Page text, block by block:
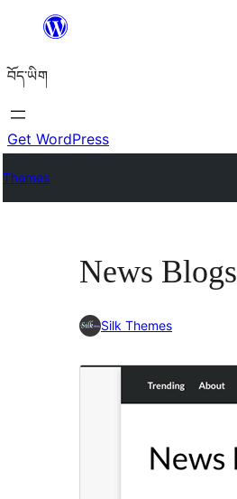
content
བོད་ཡིག
Get WordPress
Themes
News Blogs
Silk Themes